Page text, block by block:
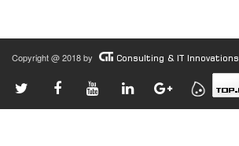
Copyright @ 2018 by Consulting & IT Innovations